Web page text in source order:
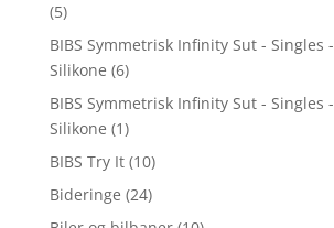
(5)
BIBS Symmetrisk Infinity Sut - Singles
Silikone (6)
BIBS Symmetrisk Infinity Sut - Singles
Silikone (1)
BIBS Try It (10)
Bideringe (24)